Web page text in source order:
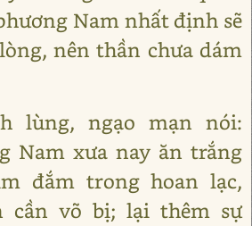
Nam nhất định sẽ
nên thần chưa dám
lùng, ngạo mạn nói:
Nam xưa nay ăn trắng
đắm trong hoan lạc,
cần võ bị; lại thêm sự